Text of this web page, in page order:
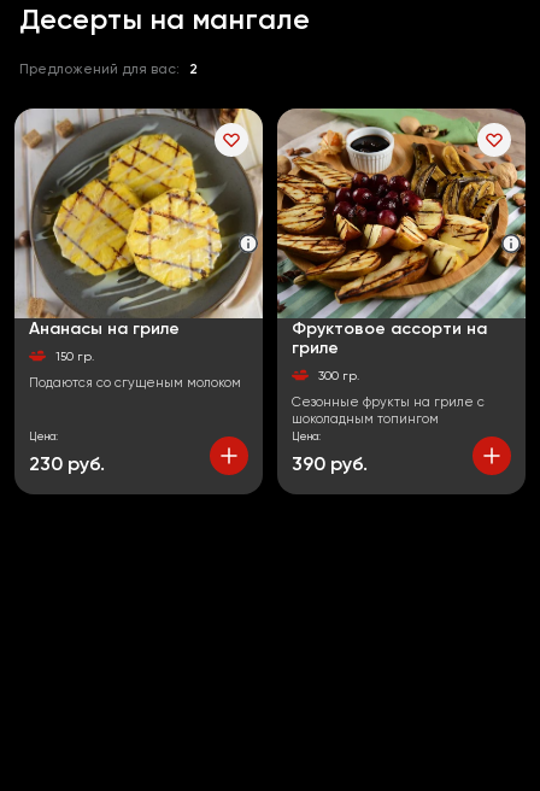
Десерты на мангале
Предложений для вас: 2
Ананасы на гриле
150 гр.
Подаются со сгущеным молоком
Цена:
230 руб.
В
корзину
Фруктовое ассорти на
гриле
300 гр.
Сезонные фрукты на гриле с
шоколадным топингом
Цена:
390 руб.
В